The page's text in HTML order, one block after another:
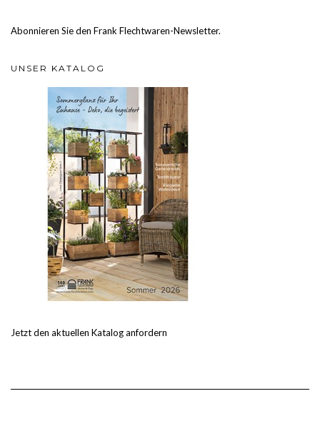
Abonnieren Sie den Frank Flechtwaren-Newsletter.
UNSER KATALOG
Jetzt den aktuellen Katalog anfordern